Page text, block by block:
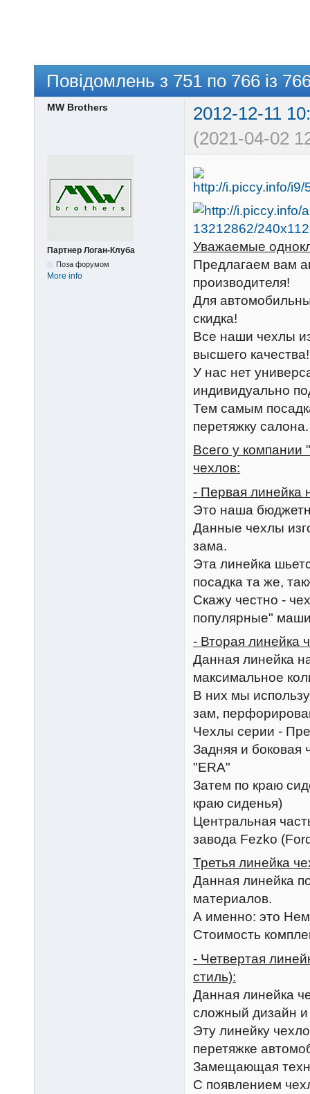
Повідомлень з 751 по 766 із
MW Brothers
2012-12-11
(2021-04-02
Партнер Логан-Клуба
Поза форумом
More info
Уважаемые
Предлагаем вам
производителя!
Для
скидка!
Все наши чехлы
высшего качества!
У нас нет
индивидуально
Тем самым
перетяжку салона.
Всего у компании
чехлов:
- Первая линейка
Это наша
Данные чехлы
зама.
Эта линейка
посадка та же,
Скажу честно -
популярные"
- Вторая линейка
Данная линейка
максимальное
В них мы
зам,
Чехлы серии -
Задняя и боковая
"ERA"
Затем по краю
краю сиденья)
Центральная
завода Fezko
Третья линейка
Данная линейка
материалов.
А именно: это
Стоимость
- Четвертая
стиль):
Данная линейка
сложный дизайн
Эту линейку
перетяжке
Замещающая
С появлением